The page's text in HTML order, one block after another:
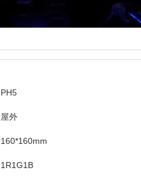
PH5
屋外
160*160mm
1R1G1B